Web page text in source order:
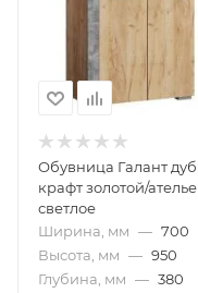
Обувница Галант дуб
крафт золотой/ателье
светлое
Ширина, мм — 700
Высота, мм — 950
Глубина, мм — 380